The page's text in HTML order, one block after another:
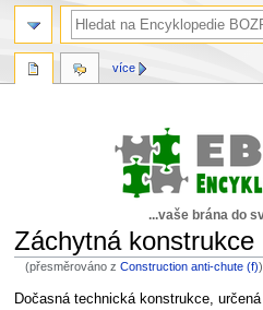
...vaše brána do
Záchytná konstrukce
(přesměrováno zConstruction anti-chute (f))
Skočit
Skočit
Dočasná technická konstrukce,
více